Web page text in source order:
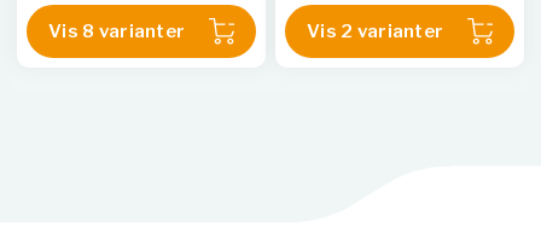
BRA 466133|BRA 466134
Vis 8 varianter Vis 2 varianter